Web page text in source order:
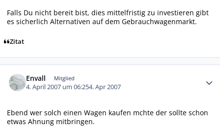
Falls Du nicht bereit bist, dies mittelfristig zu investieren gibt
es sicherlich Alternativen auf dem Gebrauchwagenmarkt.
Zitat
Envall Mitglied
4. April 2007 um 06:254. Apr 2007
Ebend wer solch einen Wagen kaufen mchte der sollte schon
etwas Ahnung mitbringen.